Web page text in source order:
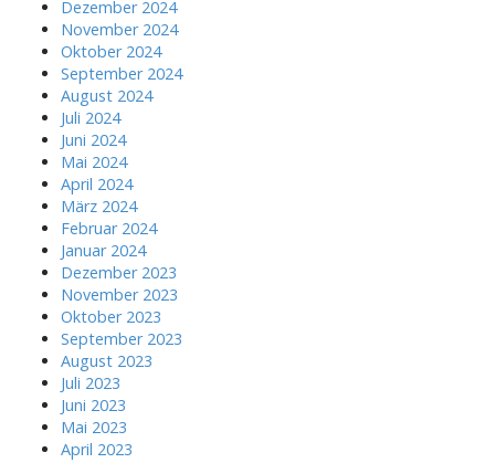
Dezember 2024
November 2024
Oktober 2024
September 2024
August 2024
Juli 2024
Juni 2024
Mai 2024
April 2024
März 2024
Februar 2024
Januar 2024
Dezember 2023
November 2023
Oktober 2023
September 2023
August 2023
Juli 2023
Juni 2023
Mai 2023
April 2023